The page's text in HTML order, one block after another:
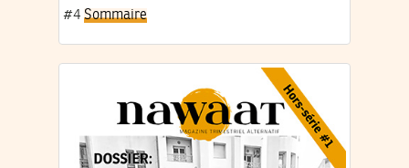
#4 Sommaire